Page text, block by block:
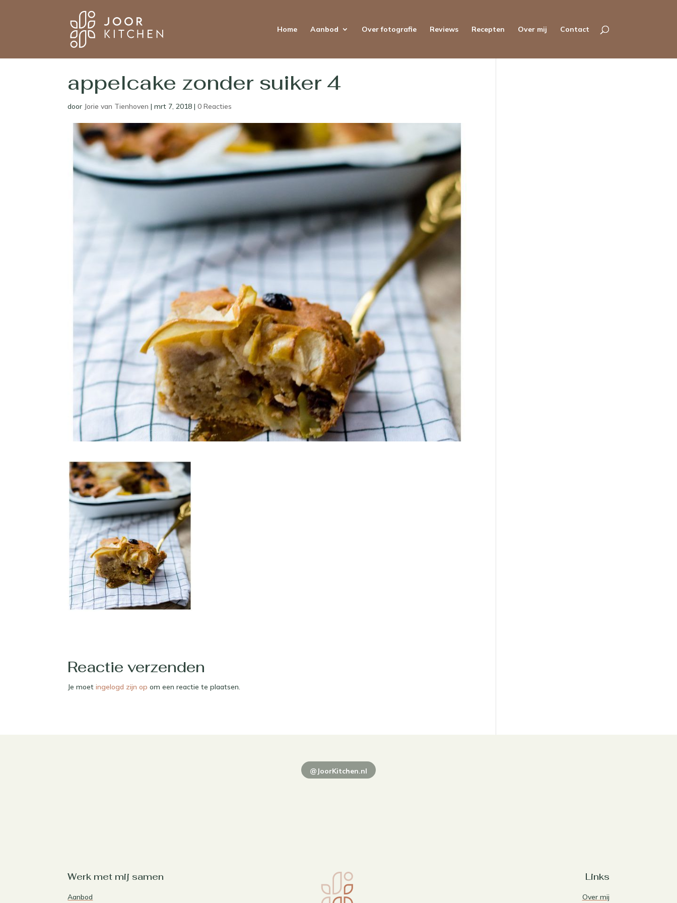
Home Aanbod Over fotografie Reviews Recepten Over mij Contact
appelcake zonder suiker 4
door Jorie van Tienhoven |mrt 7, 2018 |0 Reacties
Reactie verzenden
Je moetingelogd zijn op om een reactie te plaatsen.
@JoorKitchen.nl
Werk met mij samen
Aanbod
Links
Over mij